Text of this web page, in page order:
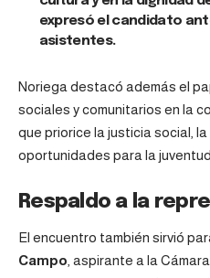
expresó el candidato
asistentes.
Noriega destacó además el
sociales y comunitarios en la
que priorice la justicia social,
oportunidades para la juventud.
Respaldo a la
El encuentro también sirvió
Campo , aspirante a la